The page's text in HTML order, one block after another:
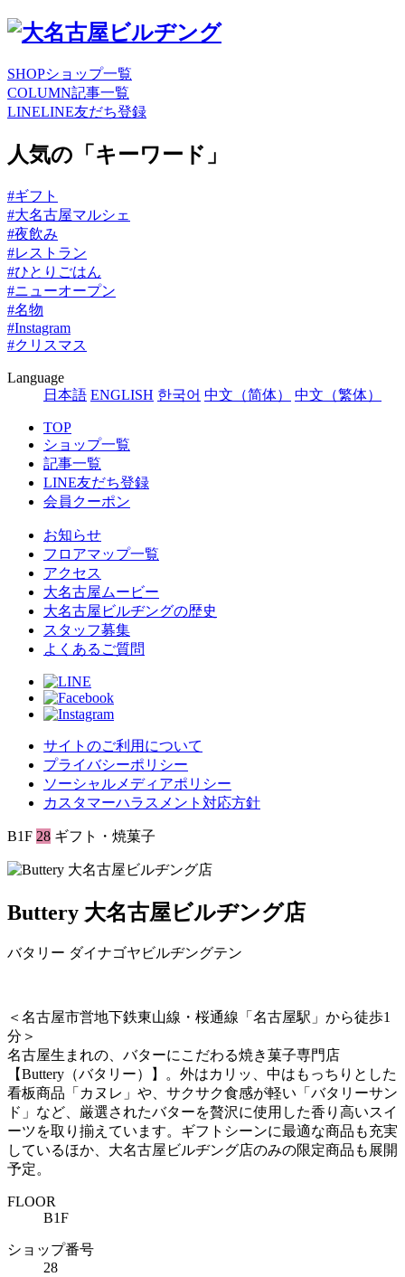
SHOPショップ一覧
COLUMN記事一覧
LINELINE友だち登録
人気の「キーワード」
#ギフト
#大名古屋マルシェ
#夜飲み
#レストラン
#ひとりごはん
#ニューオープン
#名物
#Instagram
#クリスマス
Language
日本語 ENGLISH 한국어 中文（简体） 中文（繁体）
TOP
ショップ一覧
記事一覧
LINE友だち登録
会員クーポン
お知らせ
フロアマップ一覧
アクセス
大名古屋ムービー
大名古屋ビルヂングの歴史
スタッフ募集
よくあるご質問
サイトのご利用について
プライバシーポリシー
ソーシャルメディアポリシー
カスタマーハラスメント対応方針
B1F 28 ギフト・焼菓子
Buttery 大名古屋ビルヂング店
バタリー ダイナゴヤビルヂングテン
＜名古屋市営地下鉄東山線・桜通線「名古屋駅」から徒歩1
分＞
名古屋生まれの、バターにこだわる焼き菓子専門店
【Buttery（バタリー）】。外はカリッ、中はもっちりとした
看板商品「カヌレ」や、サクサク食感が軽い「バタリーサン
ド」など、厳選されたバターを贅沢に使用した香り高いスイ
ーツを取り揃えています。ギフトシーンに最適な商品も充実
しているほか、大名古屋ビルヂング店のみの限定商品も展開
予定。
FLOOR
B1F
ショップ番号
28